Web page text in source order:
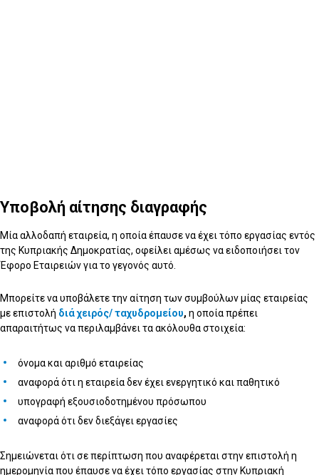
Υποβολή αίτησης διαγραφής
Μία αλλοδαπή εταιρεία, η οποία έπαυσε να έχει τόπο εργασίας εντός
της Κυπριακής Δημοκρατίας, οφείλει αμέσως να ειδοποιήσει τον
Έφορο Εταιρειών για το γεγονός αυτό.
Μπορείτε να υποβάλετε την αίτηση των συμβούλων μίας εταιρείας
με επιστολή διά χειρός/ ταχυδρομείου, η οποία πρέπει
απαραιτήτως να περιλαμβάνει τα ακόλουθα στοιχεία:
όνομα και αριθμό εταιρείας
αναφορά ότι η εταιρεία δεν έχει ενεργητικό και παθητικό
υπογραφή εξουσιοδοτημένου πρόσωπου
αναφορά ότι δεν διεξάγει εργασίες
Σημειώνεται ότι σε περίπτωση που αναφέρεται στην επιστολή η
ημερομηνία που έπαυσε να έχει τόπο εργασίας στην Κυπριακή